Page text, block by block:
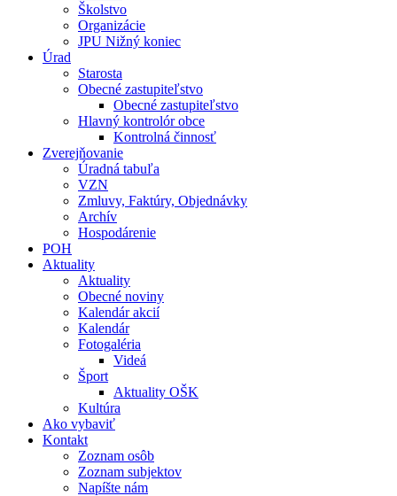
Školstvo
Organizácie
JPU Nižný koniec
Úrad
Starosta
Obecné zastupiteľstvo
Obecné zastupiteľstvo
Hlavný kontrolór obce
Kontrolná činnosť
Zverejňovanie
Úradná tabuľa
VZN
Zmluvy, Faktúry, Objednávky
Archív
Hospodárenie
POH
Aktuality
Aktuality
Obecné noviny
Kalendár akcií
Kalendár
Fotogaléria
Videá
Šport
Aktuality OŠK
Kultúra
Ako vybaviť
Kontakt
Zoznam osôb
Zoznam subjektov
Napíšte nám